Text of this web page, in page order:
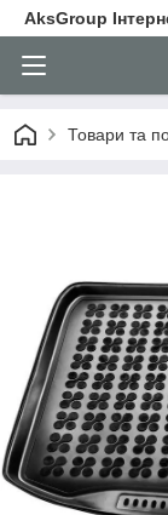
AksGroup
Товари та